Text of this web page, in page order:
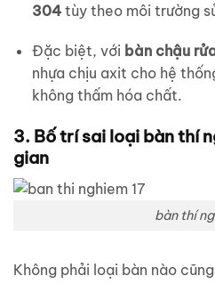
304tùy theo môi trường
Đặc biệt, với bàn chậu
nhựa chịu axit cho hệ
không thấm hóa chất.
3. Bố trí sai loại bàn thí
gian
bàn thí
Không phải loại bàn nào